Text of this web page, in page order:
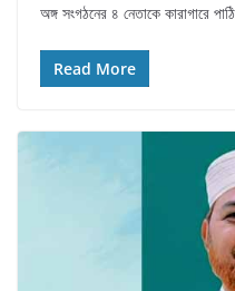
অঙ্গ সংগঠনের ৪ নেতাকে কারাগারে
Read More